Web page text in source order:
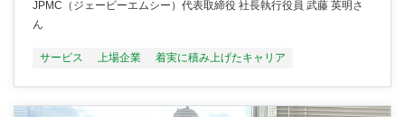
JPMC（ジェーピーエムシー）代表取締役 社長執行役員 武藤 英明さ
ん
サービス 上場企業 着実に積み上げたキャリア